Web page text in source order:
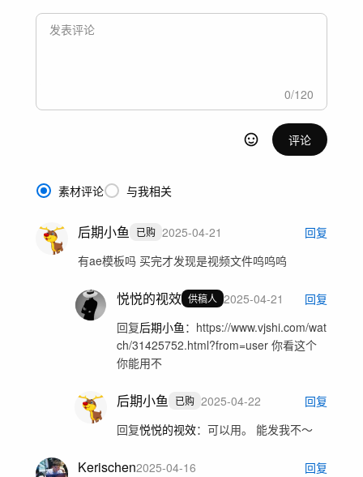
0/120
评论
素材评论 与我相关
后期小鱼 已购 2025-04-21
回复
有ae模板吗 买完才发现是视频文件呜呜呜
悦悦的视效 供稿人 2025-04-21
回复
回复后期小鱼 ： https://www.vjshi.com/wat
ch/31425752.html?from=user 你看这个
你能用不
后期小鱼 已购 2025-04-22
回复
回复悦悦的视效： 可以用。 能发我不～
Kerischen2025-04-16
回复